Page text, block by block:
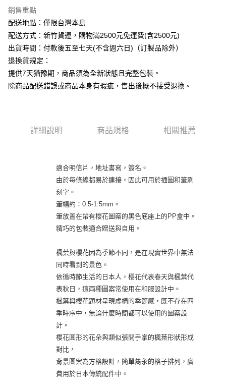
運送方式
下單前請先詢問庫存
每筆NT$130，滿NT$2,500(含以上)免運費
銷售重點
配送地點：僅限台灣本島
配送方式：新竹貨運，購物滿2500元免運費(含2500元)
出貨時間：付款後五至七天(不含週六日)（訂製品除外）
退換貨規定：
提供7天猶豫期，商品須為全新狀態且完整包裝。
除商品配送錯誤或商品本身有瑕疵，售出後概不接受退換。
詳細說明 商品規格 相關推薦
適合明信片，地址書寫，簽名。
由於每條線都易於連接，因此可用於插圖和筆刷
刻字。
筆幅約：0.5-1.5mm。
筆放置在帶有櫻花圖案的黑色底座上的PP盒中。
精巧的包裝適合贈送與自用。
楓葉與櫻花因為季節不同，是在現實世界中無法
同時看到的景色。
依循時節生活的日本人，櫻花代表春天與楓葉代
表秋日，這兩種圖案常使用在和服設計中。
楓葉與櫻花題材呈現虛構的季節感，既不存在四
季時序中，無論什麼時間都可以使用的圖案設
計。
櫻花圓形的花朵與類似張開手掌的楓葉形狀形成
對比，
背景圖案為方格設計，簡單雋永的格子排列，廣
費用於日本傳統配件中。